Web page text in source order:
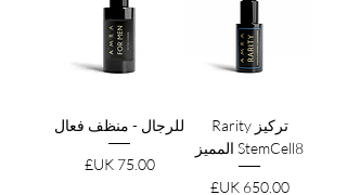
تركيز Rarity
StemCell8 المميز
السعر‏650.00 UK£
للرجال - منظف فعال
السعر‏75.00 UK£